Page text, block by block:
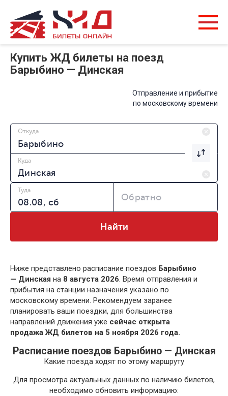
Купить ЖД билеты на поезд
Барыбино — Динская
Отправление и прибытие
по московскому времени
Откуда
Куда
Туда
Обратно
Найти
Ниже представлено расписание поездов Барыбино
— Динская на 8 августа 2026. Время отправления и
прибытия на станции назначения указано по
московскому времени. Рекомендуем заранее
планировать ваши поездки, для большинства
направлений движения уже сейчас открыта
продажа ЖД билетов на 5 ноября 2026 года.
Расписание поездов Барыбино — Динская
Какие поезда ходят по этому маршруту
Для просмотра актуальных данных по наличию билетов,
необходимо обновить информацию: